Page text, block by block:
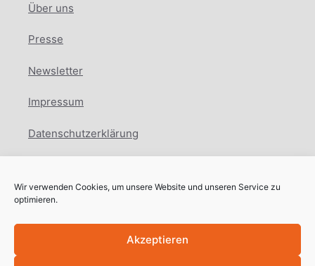
Wir verwenden Cookies, um unsere Website und unseren Service zu
optimieren.
Akzeptieren
Über uns
Presse
Newsletter
Impressum
Datenschutzerklärung
Facebook
Instagram
LinkedIn